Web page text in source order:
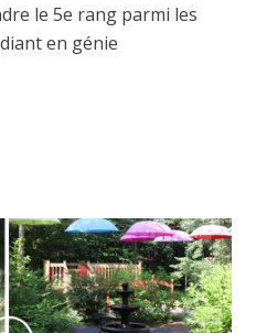
le 5e rang parmi les
en génie